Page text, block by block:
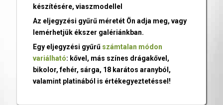
készítésére, viaszmodellel
Az eljegyzési gyűrű méretét Ön adja meg, vagy
lemérhetjük ékszer galériánkban.
Egy eljegyzési gyűrű számtalan módon
variálható: kővel, más színes drágakővel,
bikolor, fehér, sárga, 18 karátos aranyból,
valamint platinából is értékegyeztetéssel!